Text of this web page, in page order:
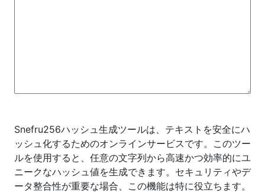
Snefru256ハッシュ生成ツールは、テキストを安全にハ
ッシュ化するためのオンラインサービスです。このツー
ルを使用すると、任意の文字列から高速かつ効率的にユ
ニークなハッシュ値を生成できます。セキュリティやデ
ータ整合性が重要な場合、この機能は特に役立ちます。